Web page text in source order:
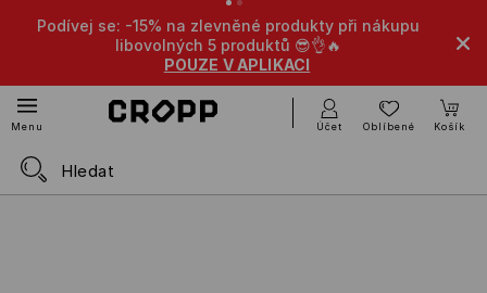
-10% na zlevněné produkty
produkty při nákupu
5 produktů 😎👌🔥
Menu Účet Oblíbené Košík